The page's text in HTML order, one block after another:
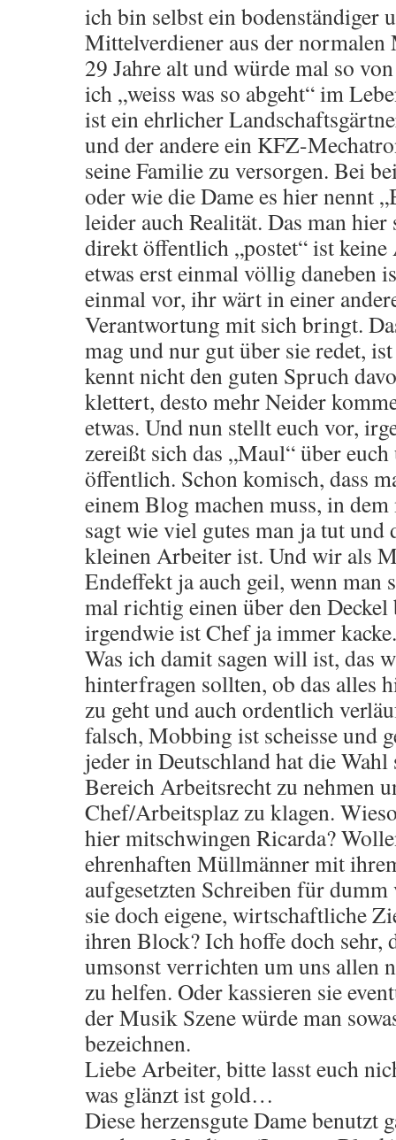
ich bin selbst ein bodenständiger
Mittelverdiener aus der
29 Jahre alt und würde mal so
ich „weiss was so abgeht“ im
ist ein ehrlicher
und der andere ein KFZ-
seine Familie zu versorgen. Bei
oder wie die Dame es hier nennt
leider auch Realität. Das man
direkt öffentlich „postet“ ist
etwas erst einmal völlig daneben
einmal vor, ihr wärt in einer
Verantwortung mit sich bringt.
mag und nur gut über sie redet,
kennt nicht den guten Spruch
klettert, desto mehr Neider
etwas. Und nun stellt euch vor,
zereißt sich das „Maul“ über
öffentlich. Schon komisch, dass
einem Blog machen muss, in
sagt wie viel gutes man ja tut und
kleinen Arbeiter ist. Und wir als
Endeffekt ja auch geil, wenn man
mal richtig einen über den
irgendwie ist Chef ja immer kacke.
Was ich damit sagen will ist, das
hinterfragen sollten, ob das alles
zu geht und auch ordentlich
falsch, Mobbing ist scheisse und
jeder in Deutschland hat die
Bereich Arbeitsrecht zu nehmen
Chef/Arbeitsplaz zu klagen.
hier mitschwingen Ricarda?
ehrenhaften Müllmänner mit
aufgesetzten Schreiben für
sie doch eigene, wirtschaftliche
ihren Block? Ich hoffe doch sehr,
umsonst verrichten um uns allen
zu helfen. Oder kassieren sie
der Musik Szene würde man
bezeichnen.
Liebe Arbeiter, bitte lasst euch
was glänzt ist gold…
Diese herzensgute Dame benutzt